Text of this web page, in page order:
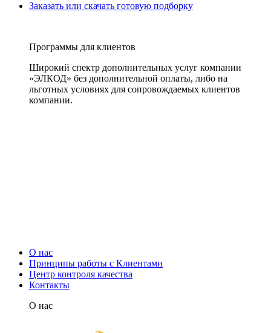
Заказать или скачать готовую подборку
Программы для клиентов
Широкий спектр дополнительных услуг компании
«ЭЛКОД» без дополнительной оплаты, либо на
льготных условиях для сопровождаемых клиентов
компании.
О нас
Принципы работы с Клиентами
Центр контроля качества
Контакты
О нас